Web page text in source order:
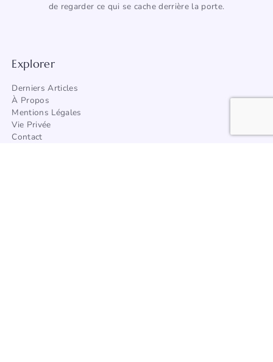
de regarder ce qui se cache derrière la porte.
Explorer
Derniers Articles
À Propos
Mentions Légales
Vie Privée
Contact